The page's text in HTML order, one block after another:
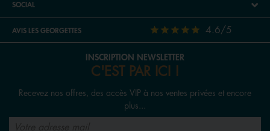
jaune, or rose, plaqué or ou argent offerte en tout premier
cadeau. Enfin, on a évidemment tous enfilé de petites
perles les unes après les autres pour un collier de perles
personnalisation façon Les Georgettes dans tout ça ? En
ajoutant un cuir réversible au pendentif de votre choix,
vous obtenez de beaux colliers personnalisés, pour vous
et pour vos proches. A réinventer à l’infini (grâce à notre
SOCIAL
AVIS LES GEORGETTES 4.6/5
INSCRIPTION NEWSLETTER
C'EST PAR ICI !
Recevez nos offres, des accès VIP à nos ventes privées et encore
plus...